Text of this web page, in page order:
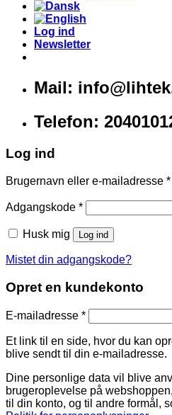
Log ind
Newsletter
Mail:
Telefon:
Log ind
Brugernavn eller e-mailadresse *
Adgangskode *
Husk mig Log ind
Mistet din adgangskode?
Opret en kundekonto
E-mailadresse *
Et link til en side, hvor du kan
blive sendt til din e-mailadresse.
Dine personlige data vil blive
brugeroplevelse på
til din konto, og til andre formål,